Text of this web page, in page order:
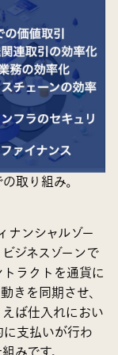
取り組み。
ナンシャルゾー
ジネスゾーンで
ラクト を通貨に
きを同期させ、
ば仕入れにおい
支払いが行わ